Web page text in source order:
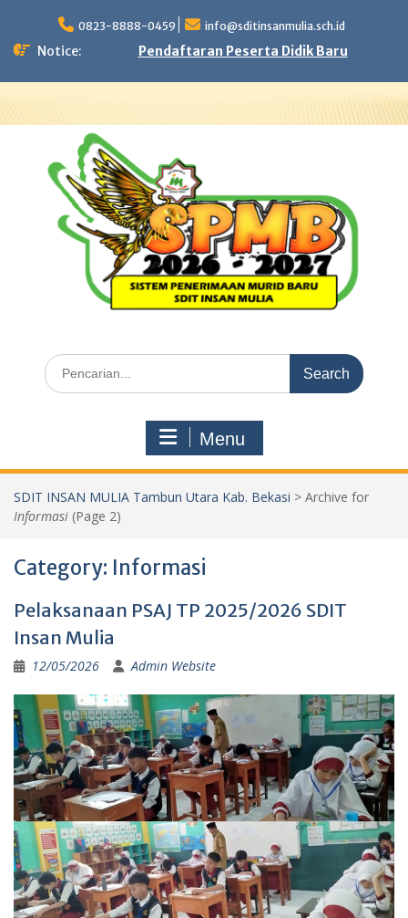
content
0823-8888-0459 info@sditinsanmulia.sch.id
Notice: Pendaftaran Peserta Didik Baru
Search
for:
Menu
SDIT INSAN MULIA Tambun Utara Kab. Bekasi > Archive for
Informasi (Page 2)
Category: Informasi
Pelaksanaan PSAJ TP 2025/2026 SDIT
Insan Mulia
12/05/2026 Admin Website